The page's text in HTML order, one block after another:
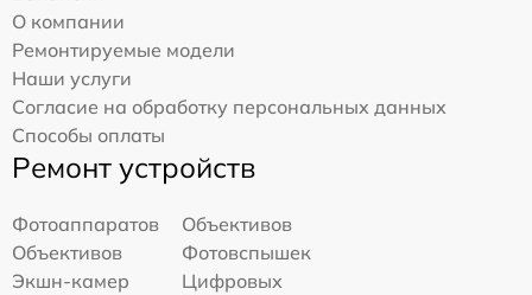
О компании
Ремонтируемые модели
Наши услуги
Согласие на обработку персональных данных
Способы оплаты
Ремонт устройств
Фотоаппаратов
Объективов
Объективов
Фотовспышек
Экшн-камер
Цифровых